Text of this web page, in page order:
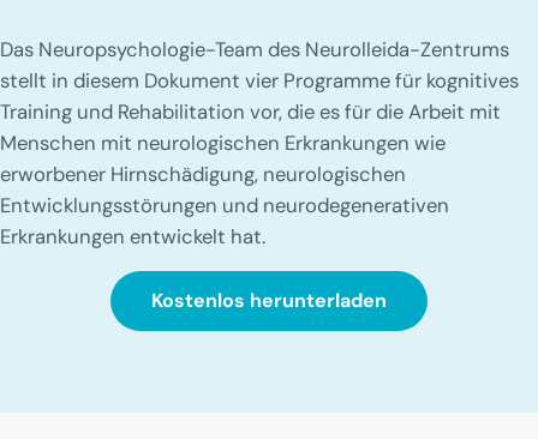
Das Neuropsychologie-Team des Neurolleida-Zentrums
stellt in diesem Dokument vier Programme für kognitives
Training und Rehabilitation vor, die es für die Arbeit mit
Menschen mit neurologischen Erkrankungen wie
erworbener Hirnschädigung, neurologischen
Entwicklungsstörungen und neurodegenerativen
Erkrankungen entwickelt hat.
Kostenlos herunterladen